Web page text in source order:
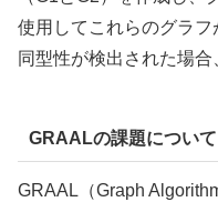
使用してこれらのグラフ
同型性が検出された場合
GRAALの課題について
GRAAL（Graph